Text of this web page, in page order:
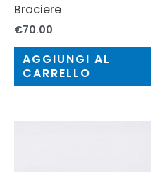
Braciere
€70.00
AGGIUNGI AL
CARRELLO